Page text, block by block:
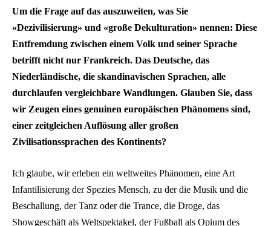
Um die Frage auf das auszuweiten, was Sie
«Dezivilisierung» und «große Dekulturation» nennen: Diese
Entfremdung zwischen einem Volk und seiner Sprache
betrifft nicht nur Frankreich. Das Deutsche, das
Niederländische, die skandinavischen Sprachen, alle
durchlaufen vergleichbare Wandlungen. Glauben Sie, dass
wir Zeugen eines genuinen europäischen Phänomens sind,
einer zeitgleichen Auflösung aller großen
Zivilisationssprachen des Kontinents?
Ich glaube, wir erleben ein weltweites Phänomen, eine Art
Infantilisierung der Spezies Mensch, zu der die Musik und die
Beschallung, der Tanz oder die Trance, die Droge, das
Showgeschäft als Weltspektakel, der Fußball als Opium des